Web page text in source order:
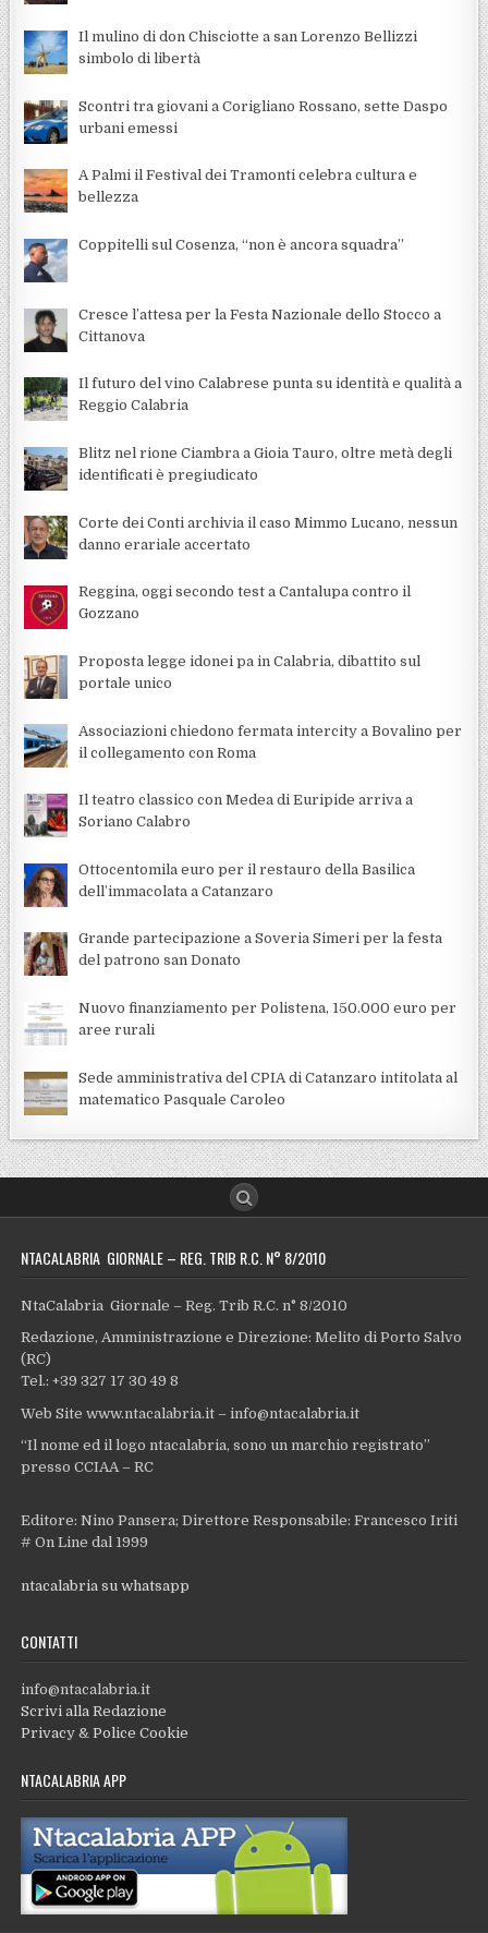
Il mulino di don Chisciotte a san Lorenzo Bellizzi
simbolo di libertà
Scontri tra giovani a Corigliano Rossano, sette Daspo
urbani emessi
A Palmi il Festival dei Tramonti celebra cultura e
bellezza
Coppitelli sul Cosenza, “non è ancora squadra”
Cresce l’attesa per la Festa Nazionale dello Stocco a
Cittanova
Il futuro del vino Calabrese punta su identità e qualità a
Reggio Calabria
Blitz nel rione Ciambra a Gioia Tauro, oltre metà degli
identificati è pregiudicato
Corte dei Conti archivia il caso Mimmo Lucano, nessun
danno erariale accertato
Reggina, oggi secondo test a Cantalupa contro il
Gozzano
Proposta legge idonei pa in Calabria, dibattito sul
portale unico
Associazioni chiedono fermata intercity a Bovalino per
il collegamento con Roma
Il teatro classico con Medea di Euripide arriva a
Soriano Calabro
Ottocentomila euro per il restauro della Basilica
dell’immacolata a Catanzaro
Grande partecipazione a Soveria Simeri per la festa
del patrono san Donato
Nuovo finanziamento per Polistena, 150.000 euro per
aree rurali
Sede amministrativa del CPIA di Catanzaro intitolata al
matematico Pasquale Caroleo
NTACALABRIA GIORNALE – REG. TRIB R.C. N° 8/2010
NtaCalabria Giornale – Reg. Trib R.C. n° 8/2010
Redazione, Amministrazione e Direzione: Melito di Porto Salvo
(RC)
Tel.: +39 327 17 30 49 8
Web Site www.ntacalabria.it – info@ntacalabria.it
“Il nome ed il logo ntacalabria, sono un marchio registrato”
presso CCIAA – RC
Editore: Nino Pansera; Direttore Responsabile: Francesco Iriti
# On Line dal 1999
ntacalabria su whatsapp
CONTATTI
info@ntacalabria.it
Scrivi alla Redazione
Privacy & Police Cookie
NTACALABRIA APP